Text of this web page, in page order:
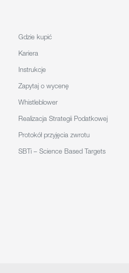
Gdzie kupić
Kariera
Instrukcje
Zapytaj o wycenę
Whistleblower
Realizacja Strategii Podatkowej
Protokół przyjęcia zwrotu
SBTi – Science Based Targets